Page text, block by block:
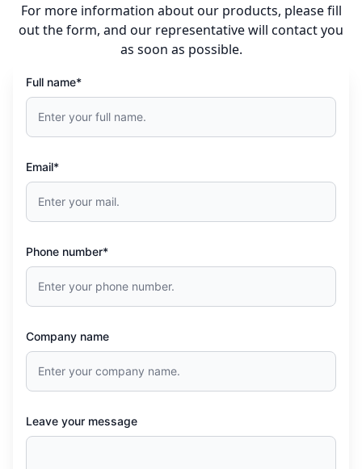
For more information about our products, please fill
out the form, and our representative will contact you
as soon as possible.
Full name*
Email*
Phone number*
Company name
Leave your message